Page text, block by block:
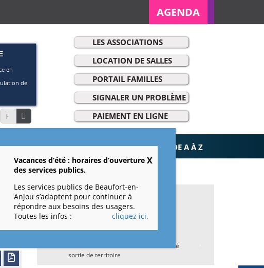
AGENDA
en
de
Rechercher:
LES ASSOCIATIONS
LOCATION DE SALLES
PORTAIL FAMILLES
SIGNALER UN PROBLÈME
PAIEMENT EN LIGNE
CULTURE ET LOISIRS VIE ÉCONOMIQUE DE A À Z
VOS DÉMARCHES
sortie de territoire
Passeport
Vacances d’été : horaires d’ouverture
des services publics.
Les services publics de Beaufort-en-
Anjou s’adaptent pour continuer à
répondre aux besoins des usagers.
Toutes les infos :
cliquez ici.